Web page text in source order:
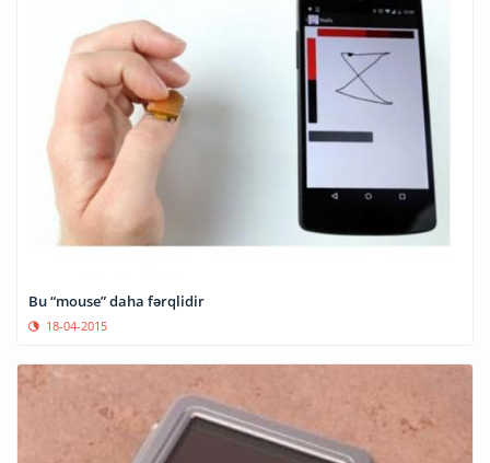
Bu “mouse” daha fərqlidir
18-04-2015